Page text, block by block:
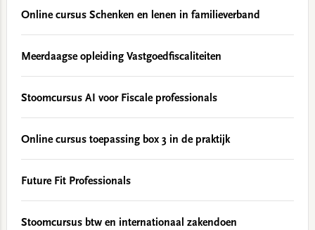
Online cursus Schenken en lenen in familieverband
Meerdaagse opleiding Vastgoedfiscaliteiten
Stoomcursus AI voor Fiscale professionals
Online cursus toepassing box 3 in de praktijk
Future Fit Professionals
Stoomcursus btw en internationaal zakendoen